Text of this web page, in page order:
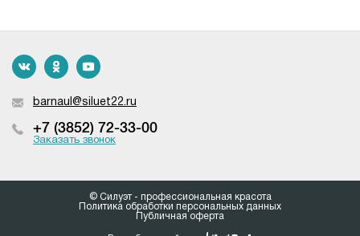
barnaul@siluet22.ru
+7 (3852) 72-33-00
Заказать звонок
© Силуэт - профессиональная красота
Политика обработки персональных данных
Публичная оферта